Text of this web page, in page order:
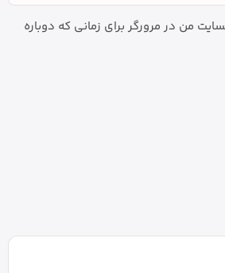
من در مرورگر برای زمانی که دوباره